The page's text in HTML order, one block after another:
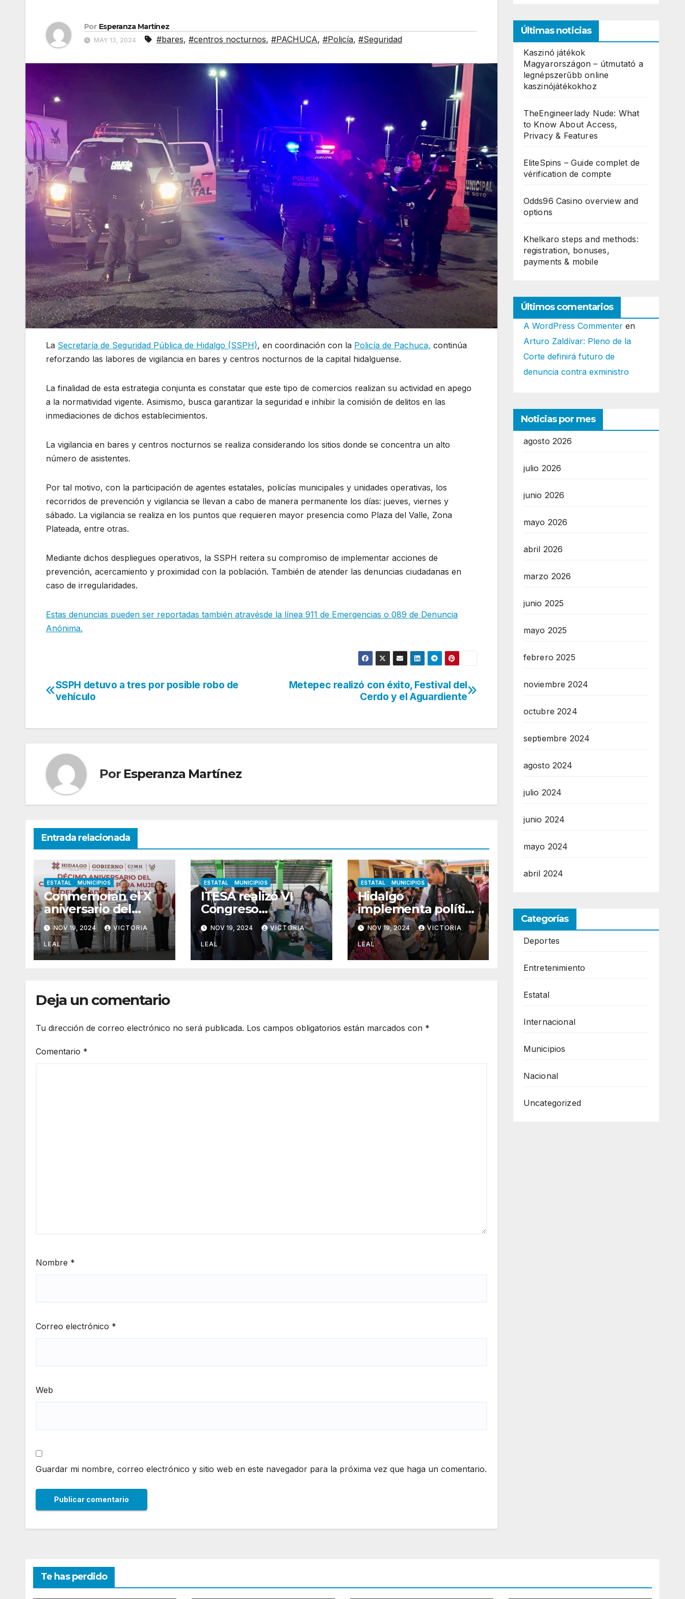
Por Esperanza Martínez
MAY 13, 2024 #bares, #centros nocturnos, #PACHUCA, #Policía, #Seguridad
La Secretaría de Seguridad Pública de Hidalgo (SSPH), en coordinación con la Policía de Pachuca, continúa
reforzando las labores de vigilancia en bares y centros nocturnos de la capital hidalguense.
La finalidad de esta estrategia conjunta es constatar que este tipo de comercios realizan su actividad en apego
a la normatividad vigente. Asimismo, busca garantizar la seguridad e inhibir la comisión de delitos en las
inmediaciones de dichos establecimientos.
La vigilancia en bares y centros nocturnos se realiza considerando los sitios donde se concentra un alto
número de asistentes.
Por tal motivo, con la participación de agentes estatales, policías municipales y unidades operativas, los
recorridos de prevención y vigilancia se llevan a cabo de manera permanente los días: jueves, viernes y
sábado. La vigilancia se realiza en los puntos que requieren mayor presencia como Plaza del Valle, Zona
Plateada, entre otras.
Mediante dichos despliegues operativos, la SSPH reitera su compromiso de implementar acciones de
prevención, acercamiento y proximidad con la población. También de atender las denuncias ciudadanas en
caso de irregularidades.
Estas denuncias pueden ser reportadas también atravésde la línea 911 de Emergencias o 089 de Denuncia
Anónima.
Navegación
entradas
Metepec realizó con éxito, Festival del
Cerdo y el Aguardiente
SSPH detuvo a tres por posible robo de
vehículo
Por Esperanza Martínez
Entrada relacionada
ESTATAL MUNICIPIOS
Conmemoran el X
aniversario del
Centro de Justicia
para Mujeres de
Hidalgo
NOV 19, 2024 VICTORIA
LEAL
ESTATAL MUNICIPIOS
ITESA realizó VI
Congreso
Internacional
Multidisciplinario
NOV 19, 2024 VICTORIA
LEAL
ESTATAL MUNICIPIOS
Hidalgo
implementa política
integral de
educación indígena
intercultural:
Natividad Castrejón
NOV 19, 2024 VICTORIA
LEAL
Deja un comentario
Tu dirección de correo electrónico no será publicada. Los campos obligatorios están marcados con *
Comentario *
Nombre *
Correo electrónico *
Web
Guardar mi nombre, correo electrónico y sitio web en este navegador para la próxima vez que haga un comentario.
Últimas noticias
Kaszinó játékok
Magyarországon – útmutató a
legnépszerűbb online
kaszinójátékokhoz
TheEngineerlady Nude: What
to Know About Access,
Privacy & Features
EliteSpins – Guide complet de
vérification de compte
Odds96 Casino overview and
options
Khelkaro steps and methods:
registration, bonuses,
payments & mobile
Últimos comentarios
A WordPress Commenteren
Arturo Zaldívar: Pleno de la
Corte definirá futuro de
denuncia contra exministro
Noticias por mes
agosto 2026
julio 2026
junio 2026
mayo 2026
abril 2026
marzo 2026
junio 2025
mayo 2025
febrero 2025
noviembre 2024
octubre 2024
septiembre 2024
agosto 2024
julio 2024
junio 2024
mayo 2024
abril 2024
Categorías
Deportes
Entretenimiento
Estatal
Internacional
Municipios
Nacional
Uncategorized
Te has perdido